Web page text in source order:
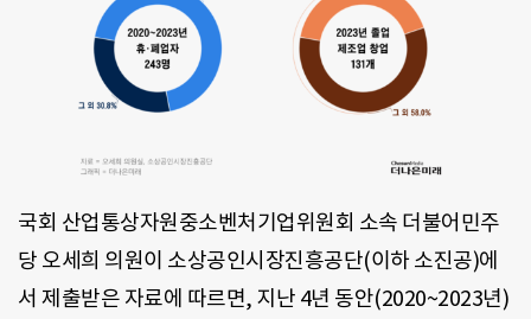
국회 산업통상자원중소벤처기업위원회 소속 더불어민주
당 오세희 의원이 소상공인시장진흥공단(이하 소진공)에
서 제출받은 자료에 따르면, 지난 4년 동안(2020~2023년)